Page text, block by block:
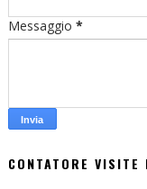
Messaggio *
CONTATORE